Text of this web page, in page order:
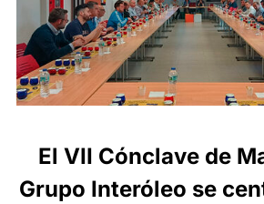
El VII Cónclave de
Grupo Interóleo se